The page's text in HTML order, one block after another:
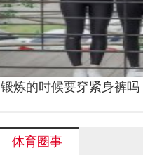
锻炼的时候要穿紧身裤
体育圈事